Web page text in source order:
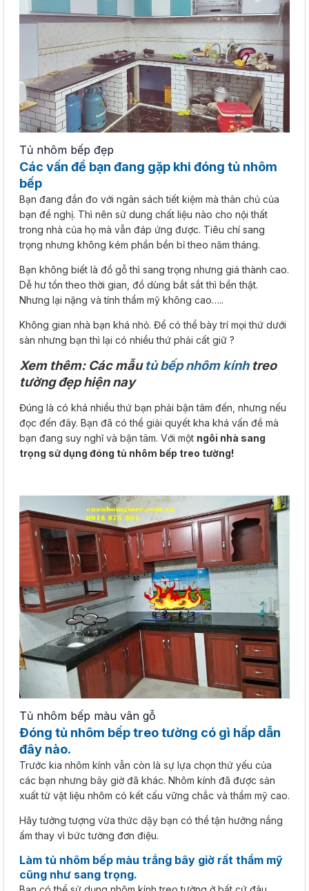
Tủ nhôm bếp đẹp
Các vấn đề bạn đang gặp khi đóng tủ nhôm
bếp
Bạn đang đắn đo với ngân sách tiết kiệm mà thân chủ của
bạn đề nghị. Thì nên sử dung chất liệu nào cho nội thất
trong nhà của họ mà vẫn đáp ứng được. Tiêu chí sang
trọng nhưng không kém phần bền bỉ theo năm tháng.
Bạn không biết là đồ gỗ thì sang trọng nhưng giá thành cao.
Dễ hư tổn theo thời gian, đồ dùng bắt sắt thì bền thật.
Nhưng lại nặng và tính thẩm mỹ không cao…..
Không gian nhà bạn khá nhỏ. Để có thể bày trí mọi thứ dưới
sàn nhưng bạn thì lại có nhiều thứ phải cất giữ ?
Xem thêm: Các mẫutủ bếp nhôm kínhtreo
tường đẹp hiện nay
Đúng là có khá nhiều thứ bạn phải bận tâm đến, nhưng nếu
đọc đến đây. Bạn đã có thể giải quyết kha khá vấn đề mà
bạn đang suy nghĩ và bận tâm. Với một ngôi nhà sang
trọng sử dụng đóng tủ nhôm bếp treo tường!
Tủ nhôm bếp màu vân gỗ
Đóng tủ nhôm bếp treo tường có gì hấp dẫn
đây nào.
Trước kia nhôm kính vẫn còn là sự lựa chọn thứ yếu của
các bạn nhưng bây giờ đã khác. Nhôm kính đã được sản
xuất từ vật liệu nhôm có kết cấu vững chắc và thẩm mỹ cao.
Hãy tưởng tượng vừa thức dậy bạn có thể tận hưởng nắng
ấm thay vì bức tường đơn điệu.
Làm tủ nhôm bếp màu trắng bây giờ rất thẩm mỹ
cũng như sang trọng.